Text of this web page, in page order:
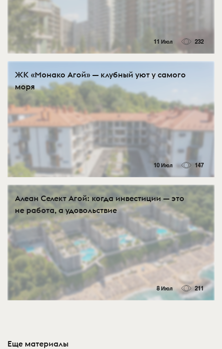
11 Июл 232
ЖК «Монако Агой» — клубный уют у самого
моря
10 Июл 147
Алеан Селект Агой: когда инвестиции — это
не работа, а удовольствие
8 Июл 211
Еще материалы